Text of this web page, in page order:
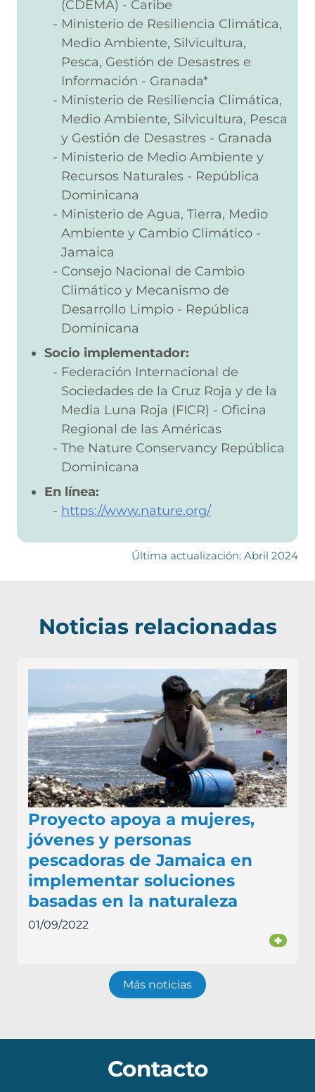
(CDEMA) - Caribe
Ministerio de Resiliencia Climática,
Medio Ambiente, Silvicultura,
Pesca, Gestión de Desastres e
Información - Granada*
Ministerio de Resiliencia Climática,
Medio Ambiente, Silvicultura, Pesca
y Gestión de Desastres - Granada
Ministerio de Medio Ambiente y
Recursos Naturales - República
Dominicana
Ministerio de Agua, Tierra, Medio
Ambiente y Cambio Climático -
Jamaica
Consejo Nacional de Cambio
Climático y Mecanismo de
Desarrollo Limpio - República
Dominicana
Socio implementador:
Federación Internacional de
Sociedades de la Cruz Roja y de la
Media Luna Roja (FICR) - Oficina
Regional de las Américas
The Nature Conservancy República
Dominicana
En línea:
https://www.nature.org/
Última actualización: Abril 2024
Noticias relacionadas
Proyecto apoya a mujeres,
jóvenes y personas
pescadoras de Jamaica en
implementar soluciones
basadas en la naturaleza
01/09/2022
+
Más noticias
Contacto